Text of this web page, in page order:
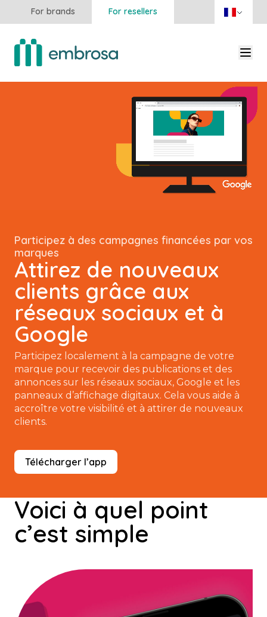
For brands For resellers
Attirez de nouveaux
clients grâce aux
réseaux sociaux et à
Google
Participez à des campagnes financées par vos
marques
Participez localement à la campagne de votre
marque pour recevoir des publications et des
annonces sur les réseaux sociaux, Google et les
panneaux d’affichage digitaux. Cela vous aide à
accroître votre visibilité et à attirer de nouveaux
clients.
Télécharger l’app
Voici à quel point
c’est simple